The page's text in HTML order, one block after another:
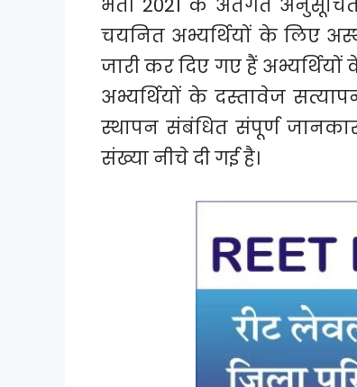
चयनित अभ्यर्थियों के लिए
जारी कर दिए गए हैं
अभ्यर्थियों के दस्तावेज
स्थापन संबंधित संपूर्ण
संख्या नीचे दी गई है।